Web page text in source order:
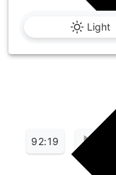
Light
92:19